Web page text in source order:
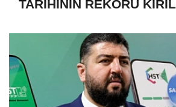
TARİHİNİN REKORU